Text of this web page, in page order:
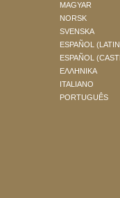
MAGYAR
NORSK
SVENSKA
ESPAÑOL
ESPAÑOL
ΕΛΛΗΝΙΚA
ITALIANO
PORTUGUÊS